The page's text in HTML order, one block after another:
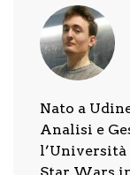
Nato a
Analisi e
l’Università
Star Wars